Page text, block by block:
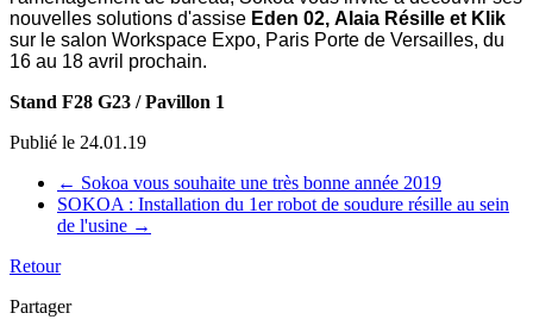
nouvelles solutions d'assise Eden 02, Alaia Résille et Klik
sur le salon Workspace Expo, Paris Porte de Versailles, du
16 au 18 avril prochain.
Stand F28 G23 / Pavillon 1
Publié le 24.01.19
← Sokoa vous souhaite une très bonne année 2019
SOKOA : Installation du 1er robot de soudure résille au sein
de l'usine →
Retour
Partager